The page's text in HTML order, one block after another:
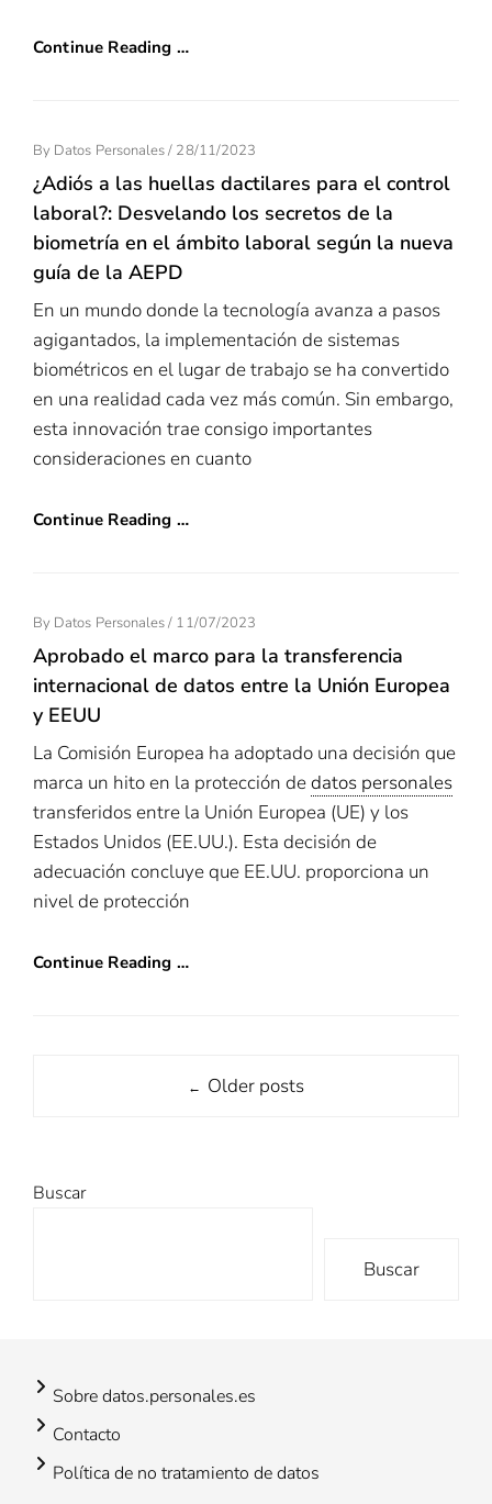
Continue Reading …
By Datos Personales/ Posted
On
28/11/2023
¿Adiós a las huellas dactilares para el control
laboral?: Desvelando los secretos de la
biometría en el ámbito laboral según la nueva
guía de la AEPD
En un mundo donde la tecnología avanza a pasos
agigantados, la implementación de sistemas
biométricos en el lugar de trabajo se ha convertido
en una realidad cada vez más común. Sin embargo,
esta innovación trae consigo importantes
consideraciones en cuanto
Continue Reading …
By Datos Personales/ Posted
11/07/2023
Aprobado el marco para la transferencia
internacional de datos entre la Unión Europea
y EEUU
La Comisión Europea ha adoptado una decisión que
marca un hito en la protección dedatos personales
transferidos entre la Unión Europea (UE) y los
Estados Unidos (EE.UU.). Esta decisión de
adecuación concluye que EE.UU. proporciona un
nivel de protección
Continue Reading …
← Older posts
Buscar
Buscar
Sobre datos.personales.es
Contacto
Política de no tratamiento de datos